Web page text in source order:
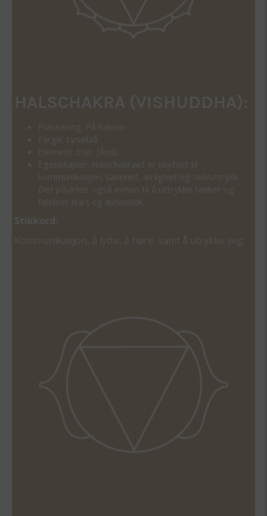
HALSCHAKRA (VISHUDDHA):
Plassering: På halsen.
Farge: Lyseblå.
Element: Eter (ånd).
Egenskaper: Halschakraet er knyttet til
kommunikasjon, sannhet, ærlighet og selvuttrykk.
Det påvirker også evnen til å uttrykke tanker og
følelser klart og autentisk.
Stikkord:
Kommunikasjon, å lytte, å høre, samt å utrykke seg